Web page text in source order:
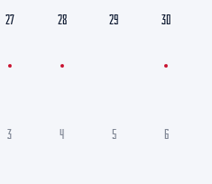
27 28 29 30
3 4 5 6